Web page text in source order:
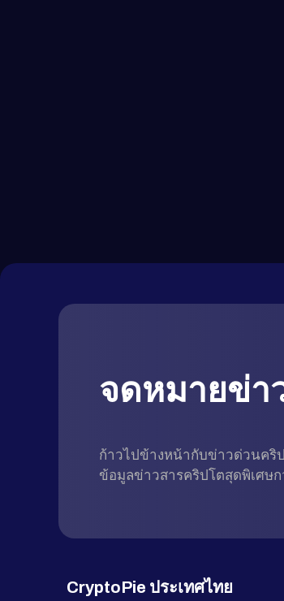
จดหมายข่า
ก้าวไปข้างหน้ากับข่าวด่วนคริ
ข้อมูลข่าวสารคริปโตสุดพิเศษก
CryptoPie ประเทศไทย